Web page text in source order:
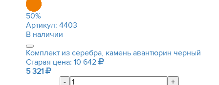
50%
Артикул: 4403
В наличии
Комплект из серебра, камень авантюрин черный
Старая цена: 10 642
5 321
-
+